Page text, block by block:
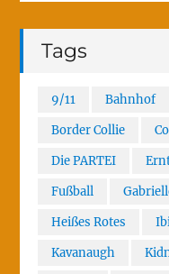
Tags
9/11 Bahnhof
Border Collie
Die PARTEI
Fußball
Heißes Rotes
Kavanaugh